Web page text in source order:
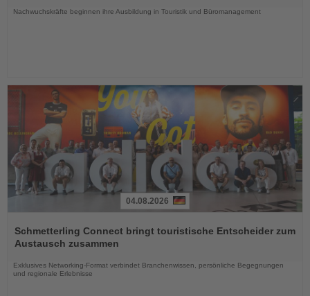
Nachwuchskräfte beginnen ihre Ausbildung in Touristik und Büromanagement
Sie
die
04.08.2026
Schmetterling Connect bringt touristische Entscheider zum
Austausch zusammen
Exklusives Networking-Format verbindet Branchenwissen, persönliche Begegnungen
und regionale Erlebnisse